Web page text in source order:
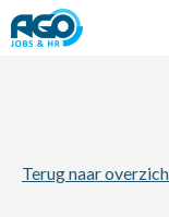
Terug naar